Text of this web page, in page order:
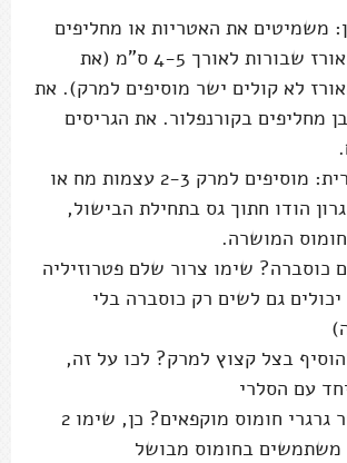
משמיטים את האטריות או מחליפים
באטריות אורז שבורות לאורך 4-5 ס"מ (את
לא קולים ישר מוסיפים למרק). את
מחליפים בקורנפלור. את הגריסים
גרסה בשרית: מוסיפים למרק 2-3 עצמות מח או
גרון הודו חתוך גס בתחילת הבישול,
המושרה.
כוסברה? שימו צרור שלם פטרוזיליה
גם לשים רק כוסברה בלי
בצל קצוץ למרק? לכו על זה,
עם הסלרי
האם אפשר גרגרי חומוס מוקפאים? כן, שימו 2
משתמשים בחומוס מבושל